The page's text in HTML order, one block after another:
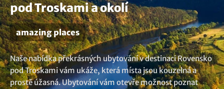
pod Troskami a okolí
amazing places
Naše nabídka překrásných ubytování v destinaci Rovensko
pod Troskami vám ukáže, která místa jsou kouzelná a
prostě úžasná. Ubytování vám otevře možnost poznat